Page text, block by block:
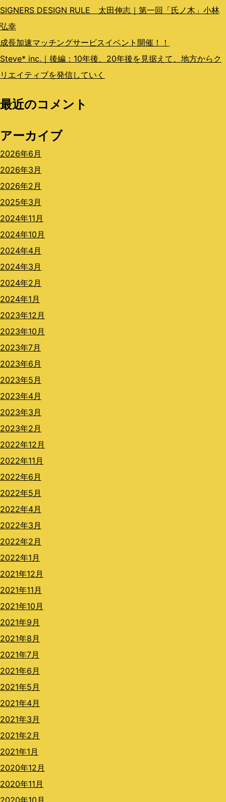
SIGNERS DESIGN RULE 太田伸志｜第一回「氏ノ木」小林
弘幸
成長加速マッチングサービスイベント開催！！
Steve* inc.｜後編：10年後、20年後を見据えて、地方からク
リエイティブを発信していく
最近のコメント
アーカイブ
2026年6月
2026年3月
2026年2月
2025年3月
2024年11月
2024年10月
2024年4月
2024年3月
2024年2月
2024年1月
2023年12月
2023年10月
2023年7月
2023年6月
2023年5月
2023年4月
2023年3月
2023年2月
2022年12月
2022年11月
2022年6月
2022年5月
2022年4月
2022年3月
2022年2月
2022年1月
2021年12月
2021年11月
2021年10月
2021年9月
2021年8月
2021年7月
2021年6月
2021年5月
2021年4月
2021年3月
2021年2月
2021年1月
2020年12月
2020年11月